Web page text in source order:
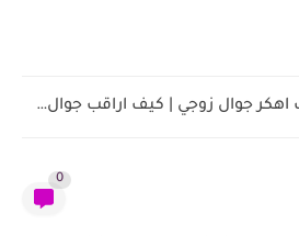
كيف اهكر جوال زوجي | كيف اراقب جوال زوجي عن...
0